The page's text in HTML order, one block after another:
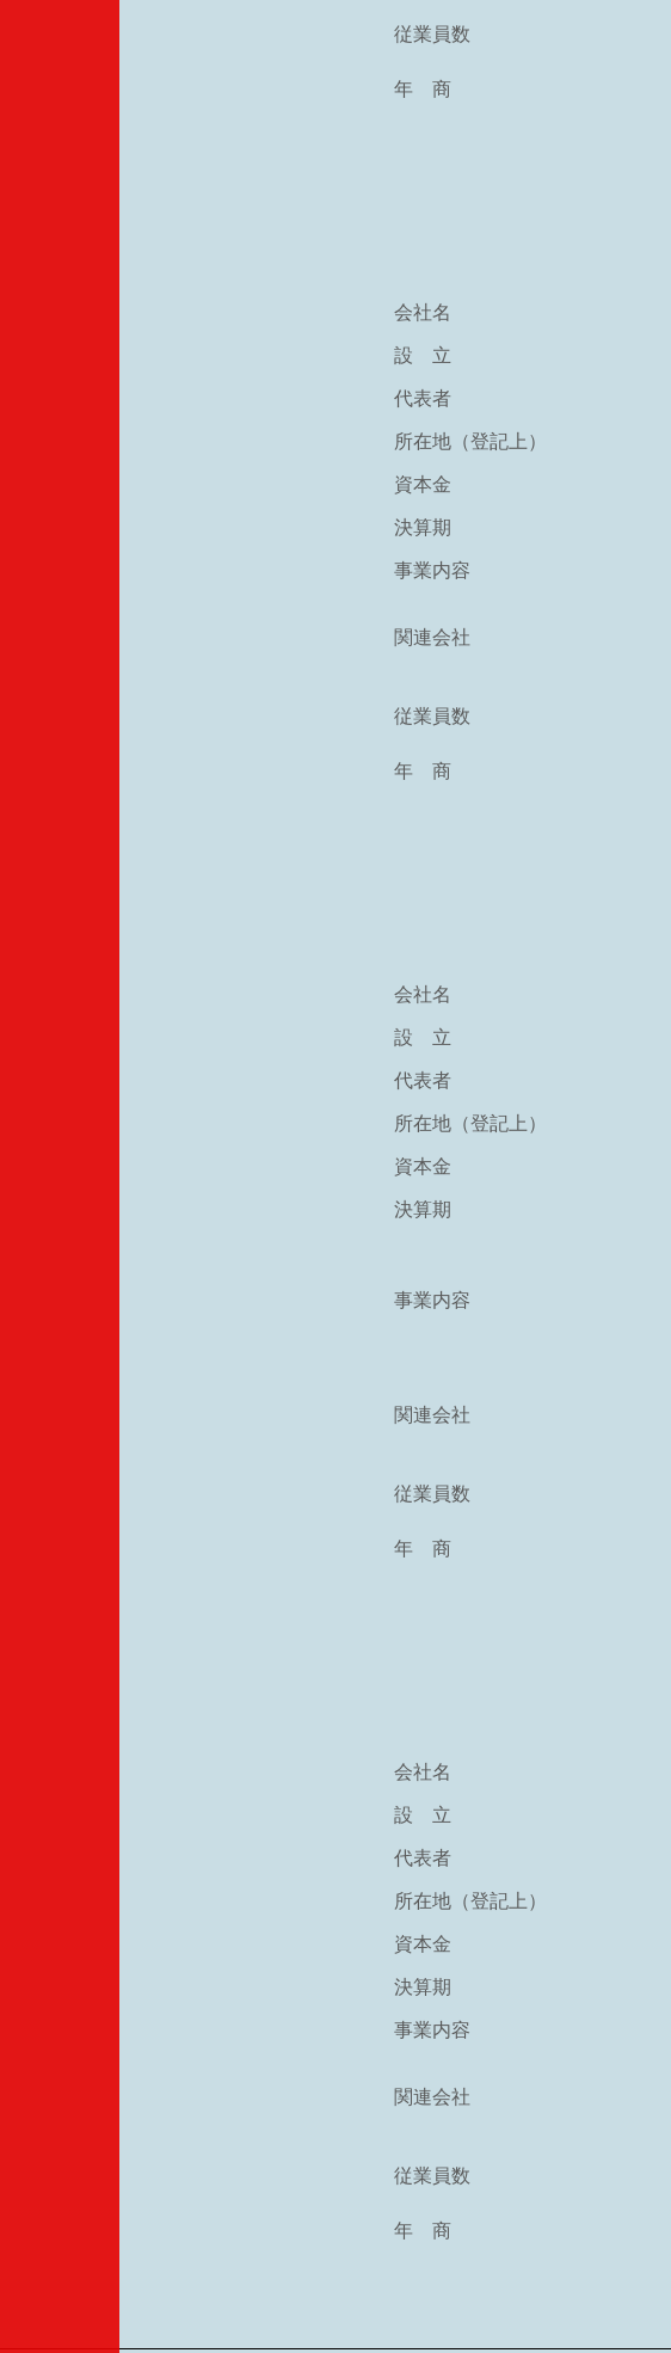
従業員数
年 商
会社名
設 立
代表者
所在地（登記上）
資本金
決算期
事業内容
関連会社
従業員数
年 商
会社名
設 立
代表者
所在地（登記上）
資本金
決算期
事業内容
関連会社
従業員数
年 商
会社名
設 立
代表者
所在地（登記上）
資本金
決算期
事業内容
関連会社
従業員数
年 商